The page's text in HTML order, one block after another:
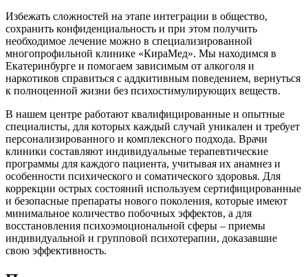
Избежать сложностей на этапе интеграции в общество,
сохранить конфиденциальность и при этом получить
необходимое лечение можно в специализированной
многопрофильной клинике «КираМед». Мы находимся в
Екатеринбурге и помогаем зависимым от алкоголя и
наркотиков справиться с аддкитивным поведением, вернуться
к полноценной жизни без психостимулирующих веществ.
В нашем центре работают квалифицированные и опытные
специалисты, для которых каждый случай уникален и требует
персонализированного и комплексного подхода. Врачи
клиники составляют индивидуальные терапевтические
программы для каждого пациента, учитывая их анамнез и
особенности психического и соматического здоровья. Для
коррекции острых состояний используем сертифицированные
и безопасные препараты нового поколения, которые имеют
минимальное количество побочных эффектов, а для
восстановления психоэмоциональной сферы – приемы
индивидуальной и групповой психотерапии, доказавшие
свою эффективность.